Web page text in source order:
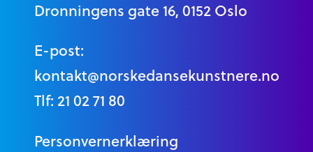
Dronningens gate 16, 0152 Oslo
E-post:
kontakt@norskedansekunstnere.no
Tlf: 21 02 71 80
Personvernerklæring